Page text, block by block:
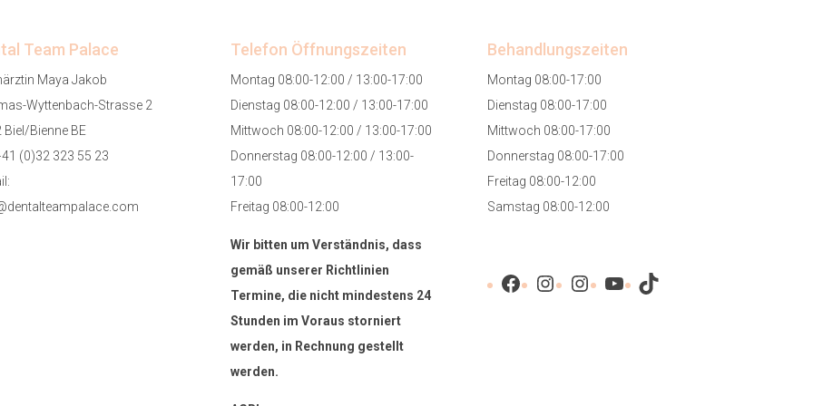
Team Palace
Maya Jakob
Wyttenbach-Strasse 2
Biel/Bienne BE
(0)32 323 55 23
Telefon Öffnungszeiten
Montag 08:00-12:00 / 13:00-17:00
Dienstag 08:00-12:00 / 13:00-17:00
Mittwoch 08:00-12:00 / 13:00-17:00
Donnerstag 08:00-12:00 / 13:00-
17:00
Freitag 08:00-12:00
Wir bitten um Verständnis, dass
gemäß unserer Richtlinien
Termine, die nicht mindestens 24
Stunden im Voraus storniert
werden, in Rechnung gestellt
werden.
Behandlungszeiten
Montag 08:00-17:00
Dienstag 08:00-17:00
Mittwoch 08:00-17:00
Donnerstag 08:00-17:00
Freitag 08:00-12:00
Samstag 08:00-12:00
Facebook
Instagram
Instagram
YouTube
TikTok